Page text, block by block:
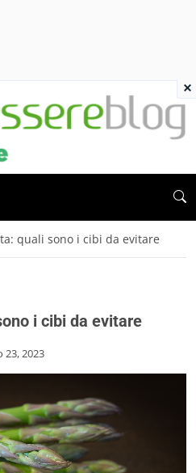
quali sono i cibi da evitare
i cibi da evitare
23, 2023
×